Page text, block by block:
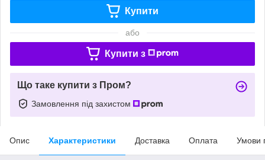
Купити
або
Купити з
Що таке купити з Пром?
Замовлення під захистом
Опис Характеристики Доставка Оплата Умови